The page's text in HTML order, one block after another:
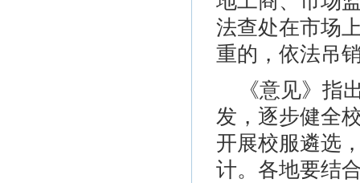
法查处在市场
重的，依法吊
《意见》指
发，逐步健全
开展校服遴选
计。各地要结